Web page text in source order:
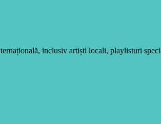
inclusiv artiști locali, playlisturi